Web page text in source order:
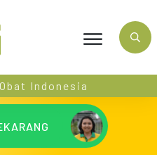
Indonesia